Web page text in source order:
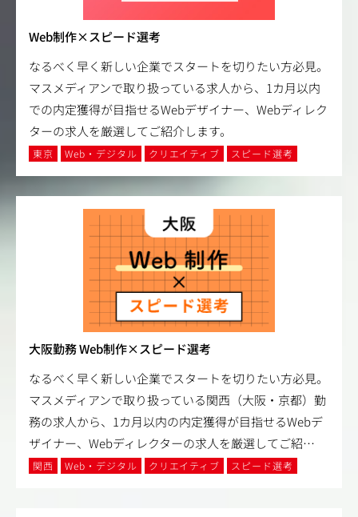
Web制作×スピード選考
なるべく早く新しい企業でスタートを切りたい方必見。
マスメディアンで取り扱っている求人から、1カ月以内
での内定獲得が目指せるWebデザイナー、Webディレク
ターの求人を厳選してご紹介します。
東京 Web・デジタル クリエイティブ スピード選考
大阪勤務 Web制作×スピード選考
なるべく早く新しい企業でスタートを切りたい方必見。
マスメディアンで取り扱っている関西（大阪・京都）勤
務の求人から、1カ月以内の内定獲得が目指せるWebデ
ザイナー、Webディレクターの求人を厳選してご紹…
関西 Web・デジタル クリエイティブ スピード選考